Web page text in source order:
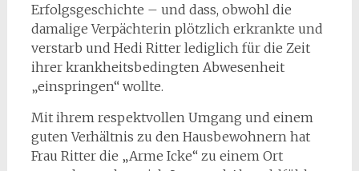
Erfolgsgeschichte – und dass, obwohl die
damalige Verpächterin plötzlich erkrankte und
verstarb und Hedi Ritter lediglich für die Zeit
ihrer krankheitsbedingten Abwesenheit
„einspringen“ wollte.
Mit ihrem respektvollen Umgang und einem
guten Verhältnis zu den Hausbewohnern hat
Frau Ritter die „Arme Icke“ zu einem Ort